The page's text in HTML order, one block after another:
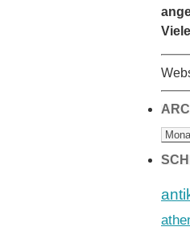
AB
2014